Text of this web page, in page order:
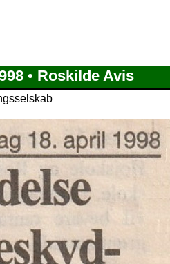
• Roskilde Avis